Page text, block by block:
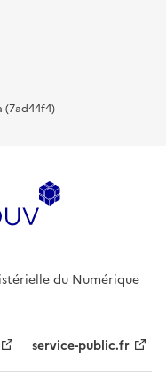
(7ad44f4)
du Numérique
service-public.fr